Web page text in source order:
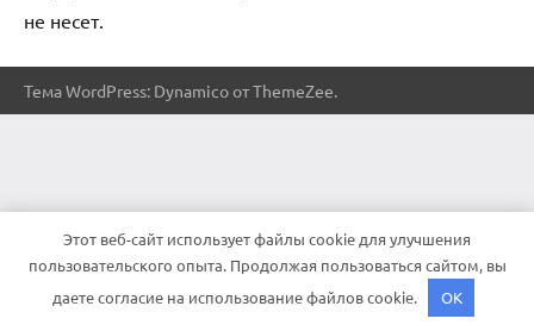
не несет.
Тема WordPress: Dynamico от ThemeZee.
Этот веб-сайт использует файлы cookie для улучшения
пользовательского опыта. Продолжая пользоваться сайтом, вы
даете согласие на использование файлов cookie.
OK